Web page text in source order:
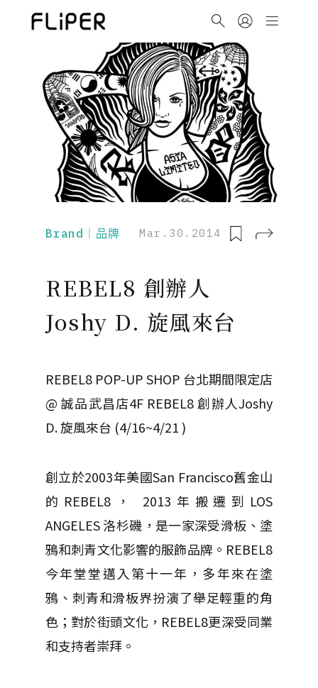
Brand｜品牌 Mar.30.2014
REBEL8 創辦人
Joshy D. 旋風來台
REBEL8 POP-UP SHOP 台北期間限定店
@ 誠品武昌店4F REBEL8 創辦人Joshy
D. 旋風來台 (4/16~4/21 )
創立於2003年美國San Francisco舊金山
的REBEL8， 2013年搬遷到LOS
ANGELES 洛杉磯，是一家深受滑板、塗
鴉和刺青文化影響的服飾品牌。REBEL8
今年堂堂邁入第十一年，多年來在塗
鴉、刺青和滑板界扮演了舉足輕重的角
色；對於街頭文化，REBEL8更深受同業
和支持者崇拜。